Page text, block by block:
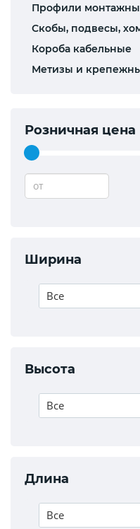
Профили
Скобы, подвесы,
Короба кабельные
Метизы и
Розничная цена
от
Ширина
Все
Высота
Все
Длина
Все